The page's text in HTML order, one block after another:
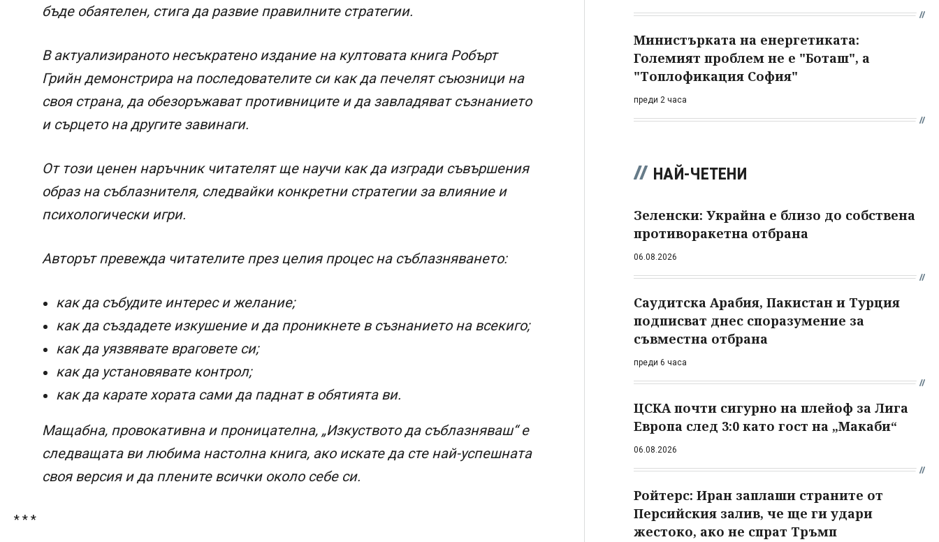
бъде обаятелен, стига да развие правилните стратегии.
В актуализираното несъкратено издание на култовата книга Робърт
Грийн демонстрира на последователите си как да печелят съюзници на
своя страна, да обезоръжават противниците и да завладяват съзнанието
и сърцето на другите завинаги.
От този ценен наръчник читателят ще научи как да изгради съвършения
образ на съблазнителя, следвайки конкретни стратегии за влияние и
психологически игри.
Авторът превежда читателите през целия процес на съблазняването:
как да събудите интерес и желание;
как да създадете изкушение и да проникнете в съзнанието на всекиго;
как да уязвявате враговете си;
как да установявате контрол;
как да карате хората сами да паднат в обятията ви.
Мащабна, провокативна и проницателна, „Изкуството да съблазняваш“ е
следващата ви любима настолна книга, ако искате да сте най-успешната
своя версия и да плените всички около себе си.
* * *
Министърката на енергетиката:
Големият проблем не е "Боташ", а
"Топлофикация София"
преди 2 часа
НАЙ-ЧЕТЕНИ
Зеленски: Украйна е близо до собствена
противоракетна отбрана
06.08.2026
Саудитска Арабия, Пакистан и Турция
подписват днес споразумение за
съвместна отбрана
преди 6 часа
ЦСКА почти сигурно на плейоф за Лига
Европа след 3:0 като гост на „Макаби“
06.08.2026
Ройтерс: Иран заплаши страните от
Персийския залив, че ще ги удари
жестоко, ако не спрат Тръмп